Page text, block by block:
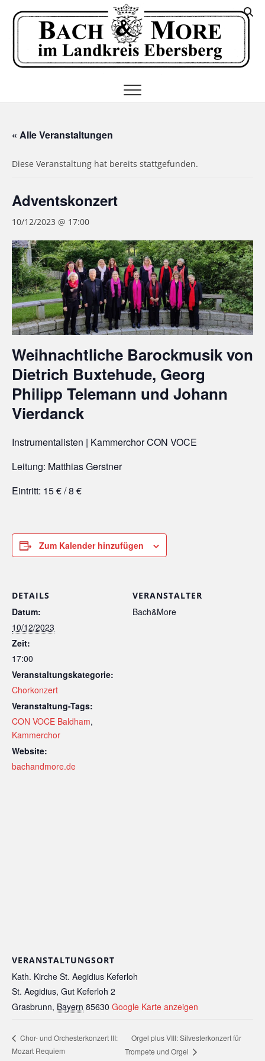
content
« Alle Veranstaltungen
Diese Veranstaltung hat bereits stattgefunden.
Adventskonzert
10/12/2023 @ 17:00
Weihnachtliche Barockmusik von
Dietrich Buxtehude, Georg
Philipp Telemann und Johann
Vierdanck
Instrumentalisten | Kammerchor CON VOCE
Leitung: Matthias Gerstner
Eintritt: 15 € / 8 €
Zum Kalender hinzufügen
DETAILS
Datum:
10/12/2023
Zeit:
17:00
Veranstaltungskategorie:
Chorkonzert
Veranstaltung-Tags:
CON VOCE Baldham,
Kammerchor
Website:
bachandmore.de
VERANSTALTER
Bach&More
VERANSTALTUNGSORT
Kath. Kirche St. Aegidius Keferloh
St. Aegidius, Gut Keferloh 2
Grasbrunn, Bayern 85630 Google Karte anzeigen
Chor- und Orchesterkonzert III:
Mozart Requiem
Orgel plus VIII: Silvesterkonzert für
Trompete und Orgel